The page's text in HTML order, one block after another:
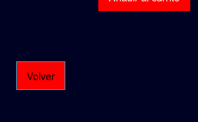
Volver